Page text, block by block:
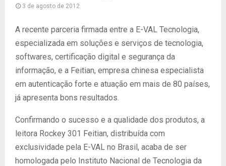
3 de agosto de 2012
A recente parceria firmada entre a E-VAL Tecnologia,
especializada em soluções e serviços de tecnologia,
softwares, certificação digital e segurança da
informação, e a Feitian, empresa chinesa especialista
em autenticação forte e atuação em mais de 80 países,
já apresenta bons resultados.
Confirmando o sucesso e a qualidade dos produtos, a
leitora Rockey 301 Feitian, distribuída com
exclusividade pela E-VAL no Brasil, acaba de ser
homologada pelo Instituto Nacional de Tecnologia da